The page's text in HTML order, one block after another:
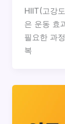
HIIT(고강
은 운동 효
필요한 과
복